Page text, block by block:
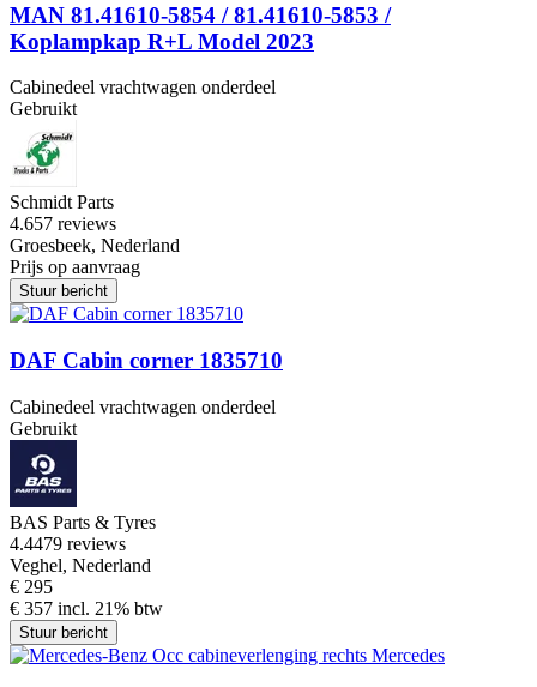
MAN 81.41610-5854 / 81.41610-5853 /
Koplampkap R+L Model 2023
Cabinedeel vrachtwagen onderdeel
Gebruikt
Schmidt Parts
4.657 reviews
Groesbeek, Nederland
Prijs op aanvraag
Stuur bericht
DAF Cabin corner 1835710
Cabinedeel vrachtwagen onderdeel
Gebruikt
BAS Parts & Tyres
4.4479 reviews
Veghel, Nederland
€ 295
€ 357 incl. 21% btw
Stuur bericht